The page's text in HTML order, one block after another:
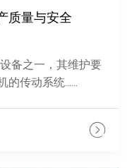
质量与安全
备之一，其维护要
传动系统......